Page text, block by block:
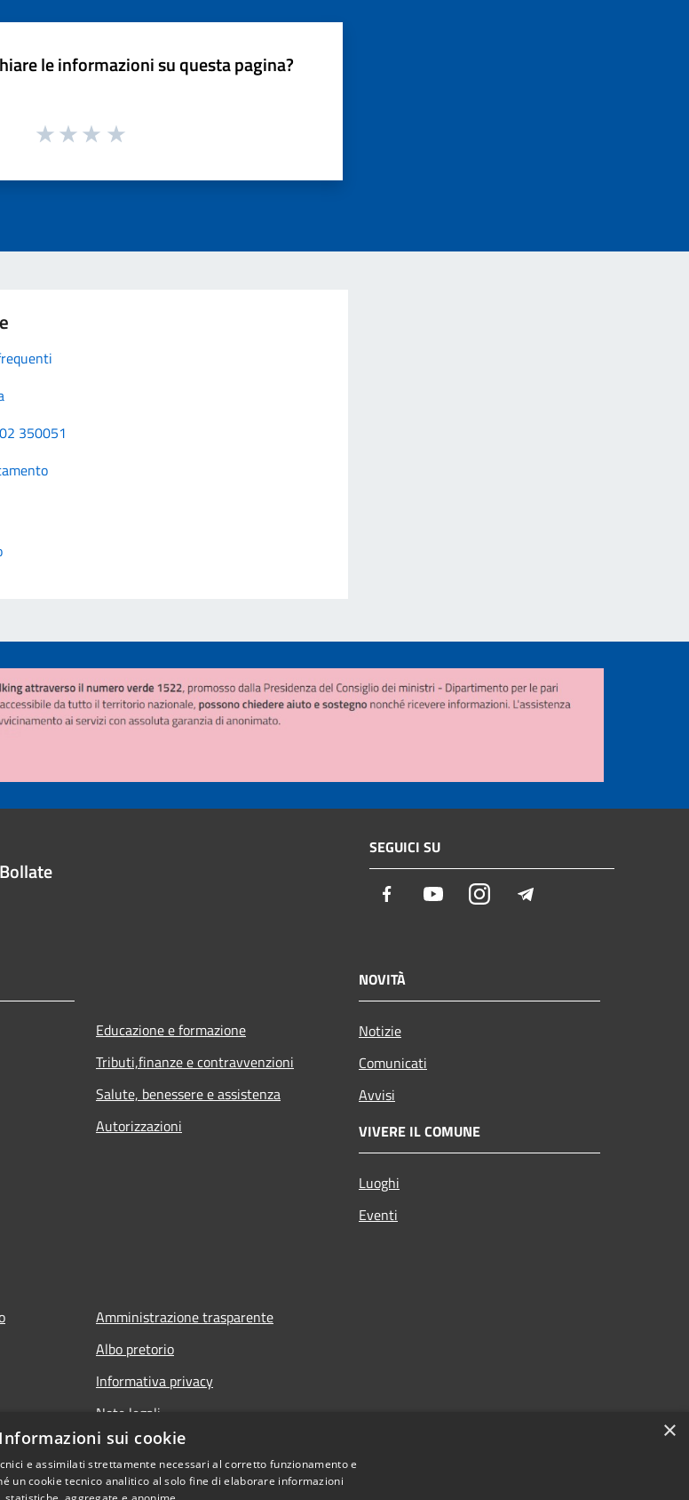
le informazioni su questa pagina?
350051
SEGUICI SU
Facebook YoutubeInstagram
Educazione e formazione
Tributi,finanze e contravvenzioni
Salute, benessere e assistenza
Autorizzazioni
NOVITÀ
Notizie
Comunicati
Avvisi
VIVERE IL COMUNE
Luoghi
Eventi
Amministrazione trasparente
Albo pretorio
Informativa privacy
Note legali
Dichiarazione di accessibilità
×
Informazioni sui cookie
e assimilati strettamente necessari al corretto funzionamento e
un cookie tecnico analitico al solo fine di elaborare informazioni